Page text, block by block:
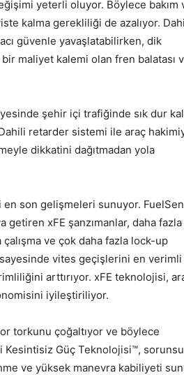
yeterli oluyor. Böylece bakım
kalma gerekliliği de azalıyor.
güvenle yavaşlatabilirken, dik
maliyet kalemi olan fren balatası
şehir içi trafiğinde sık dur
retarder sistemi ile araç
dikkatini dağıtmadan yola
en son gelişmeleri sunuyor.
xFE şanzımanlar, daha fazla
ve çok daha fazla lock-up
vites geçişlerini en
arttırıyor. xFE teknolojisi,
iyileştiriliyor.
torkunu çoğaltıyor ve böylece
Kesintisiz Güç Teknolojisi™,
ve yüksek manevra kabiliyeti